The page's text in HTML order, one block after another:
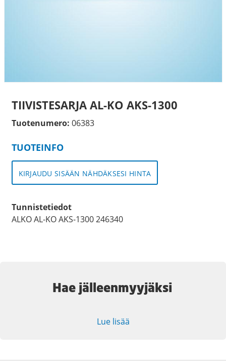
TIIVISTESARJA AL-KO AKS-1300
Tuotenumero: 06383
TUOTEINFO
KIRJAUDU SISÄÄN NÄHDÄKSESI HINTA
Tunnistetiedot
ALKO AL-KO AKS-1300 246340
Hae jälleenmyyjäksi
Lue lisää